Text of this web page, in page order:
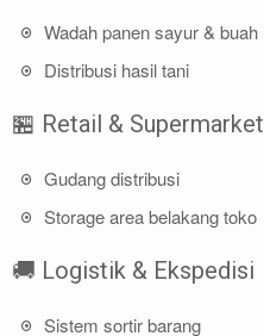
Wadah panen sayur & buah
Distribusi hasil tani
🏪 Retail & Supermarket
Gudang distribusi
Storage area belakang toko
🚚 Logistik & Ekspedisi
Sistem sortir barang